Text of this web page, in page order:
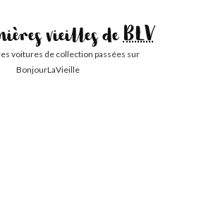
vieilles deBLV
voitures de collection passées sur
BonjourLaVieille